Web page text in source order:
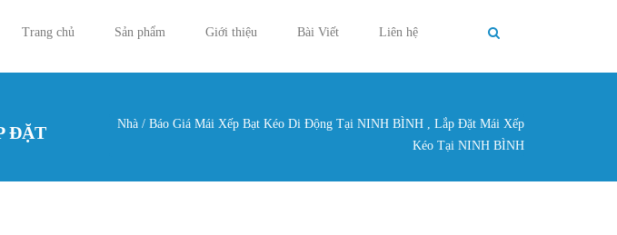
Trang chủ
Sản phẩm Giới thiệu Bài Viết Liên hệ
ĐẶT
Nhà / Báo Giá Mái Xếp Bạt Kéo Di Động Tại NINH BÌNH , Lắp Đặt Mái Xếp
Kéo Tại NINH BÌNH